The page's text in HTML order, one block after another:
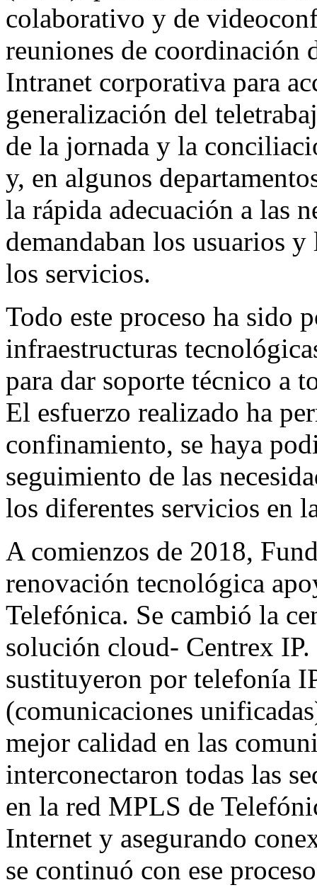
colaborativo y de
reuniones de coordinación
Intranet corporativa para
generalización del
de la jornada y la
y, en algunos
la rápida adecuación a las
demandaban los usuarios y
los servicios.
Todo este proceso ha sido
infraestructuras
para dar soporte técnico a
El esfuerzo realizado ha
confinamiento, se haya
seguimiento de las
los diferentes servicios en
A comienzos de 2018,
renovación tecnológica
Telefónica. Se cambió la
solución cloud- Centrex
sustituyeron por telefonía
(comunicaciones
mejor calidad en las
interconectaron todas las
en la red MPLS de
Internet y asegurando
se continuó con ese